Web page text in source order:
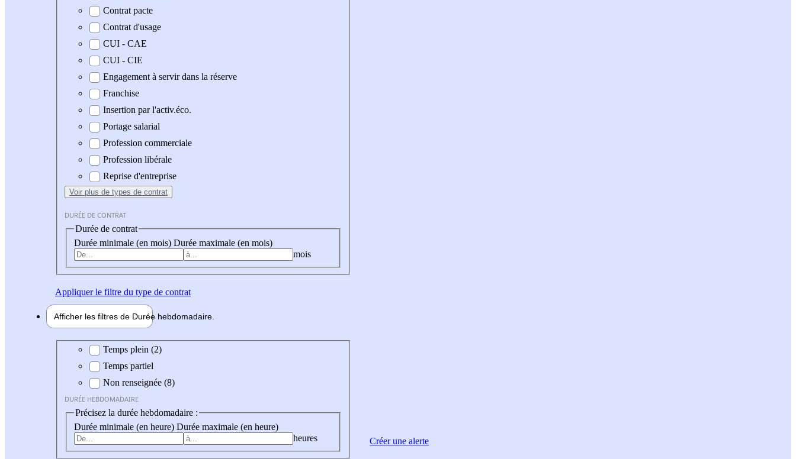
Contrat pacte
Contrat d'usage
CUI - CAE
CUI - CIE
Engagement à servir dans la réserve
Franchise
Insertion par l'activ.éco.
Portage salarial
Profession commerciale
Profession libérale
Reprise d'entreprise
Voir plus de types de contrat
DURÉE DE CONTRAT
Durée de contrat
Durée minimale (en mois) Durée maximale (en mois)
mois
Appliquerle filtre du type de contrat
Afficher les filtres de Durée hebdomadaire
Durée hebdomadaire
Temps plein (2)
Temps partiel
Non renseignée (8)
DURÉE HEBDOMADAIRE
Précisez la durée hebdomadaire :
Durée minimale (en heure) Durée maximale (en heure)
heures
Créer une alerte